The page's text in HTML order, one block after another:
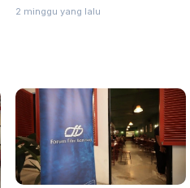
Kepemimpinan Berawal dari
Integritas dan Proses
2 minggu yang lalu